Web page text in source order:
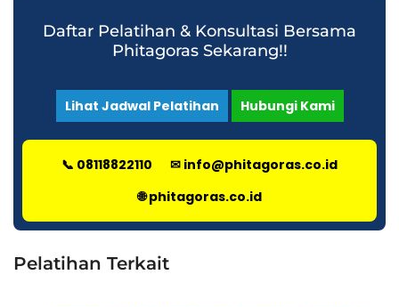
Daftar Pelatihan & Konsultasi Bersama
Phitagoras Sekarang!!
Lihat Jadwal Pelatihan Hubungi Kami
📞 08118822110
✉ info@phitagoras.co.id
🌐 phitagoras.co.id
Pelatihan Terkait